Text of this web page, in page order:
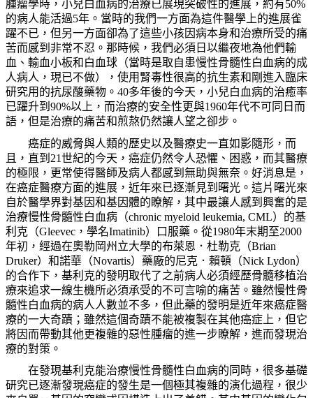
腫瘤學時，小兒白血病的治療已展現突破性的進展，約有50%
的病人能活過5年。當時的我們一方面為這件醫學上的進展雀
躍不已，但另一方面卻為了這些小孩因病本身和治療所受的痛
苦而感到非常不忍。那時候，我們必須日以繼夜地為他們輸
血、輸血小板和白血球（當時是取自患慢性骨髓性白血病的成
人病人，現已不做），使用腎毒性很高的抗生素和剛進入臨床
研究用的抗尿酸藥物。 40多年後的今天，小兒白血病的治癒率
已躍升到 90%以上，而治療的安全性更與1960年代不可同日而
語，但是治療的痛苦和煎熬仍然讓人望之卻步。
癌症的威脅與人類的歷史以及醫療史一直如影隨形，而
且，直到 21世紀的今天，癌症仍然令人恐懼、困惑，而其醫療
的極限，更常使得醫師及病人都感到無助與無奈。好消息是，
在癌症醫療方面的進展，近年來已逐漸見到曙光。這片曙光來
自於醫學界對基因和基因體的瞭解，其中最讓人感到興奮的是
治療慢性骨髓性白血病（chronic myeloid leukemia, CML）的基
利克（Gleevec ，學名Imatinib）口服藥。從1980年末期至2000
年初，經過在奧勒岡州立大學的布萊恩．杜勒克（Brian
Druker）和諾華（Novartis）藥廠的尼克．賴頓（Nick Lydon）
的合作下，基利克的發明取代了之前病人必須經歷骨髓移植治
療來追求一線生機所必須承受的不可言喻的痛苦。雖然慢性骨
髓性白血病的病人人數並不多，但此藥的發明是近年來癌症醫
療的一大奇蹟；雖然這個奇蹟不能被複製在其他癌症上，但它
將因而帶動其他更複雜的惡性腫瘤的進一步瞭解，進而發現治
療的對策。
在發現基利克能治療慢性骨髓性白血病的同時，很多基礎
研究已逐漸發現癌症的發生是一個極其複雜的演化過程，很少